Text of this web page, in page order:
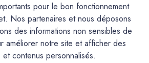
34,60€
pour le bon fonctionnement
Nos partenaires et nous déposons
des informations non sensibles de
améliorer notre site et afficher des
contenus personnalisés.